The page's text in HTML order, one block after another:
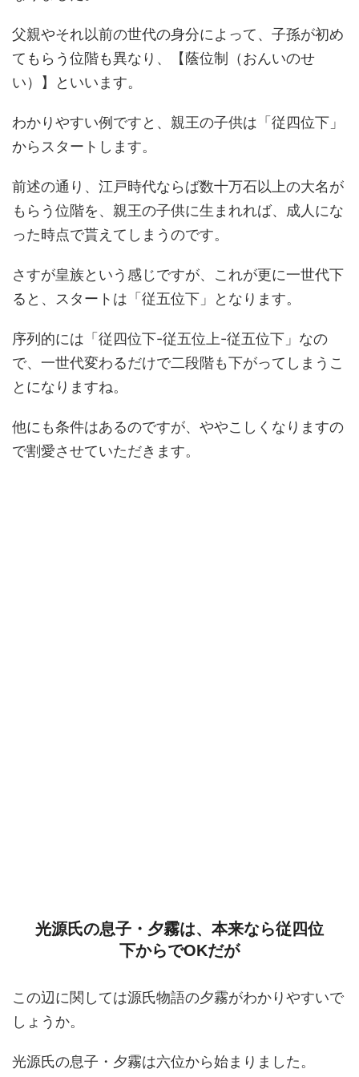
父親やそれ以前の世代の身分によって、子孫が初め
てもらう位階も異なり、【蔭位制（おんいのせ
い）】といいます。
わかりやすい例ですと、親王の子供は「従四位下」
からスタートします。
前述の通り、江戸時代ならば数十万石以上の大名が
もらう位階を、親王の子供に生まれれば、成人にな
った時点で貰えてしまうのです。
さすが皇族という感じですが、これが更に一世代下
ると、スタートは「従五位下」となります。
序列的には「従四位下-従五位上-従五位下」なの
で、一世代変わるだけで二段階も下がってしまうこ
とになりますね。
他にも条件はあるのですが、ややこしくなりますの
で割愛させていただきます。
光源氏の息子・夕霧は、本来なら従四位
下からでOKだが
この辺に関しては源氏物語の夕霧がわかりやすいで
しょうか。
光源氏の息子・夕霧は六位から始まりました。